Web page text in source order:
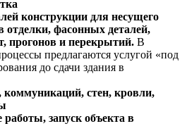
конструкции для несущего
отделки, фасонных деталей,
прогонов и перекрытий. В
предлагаются услугой «под
до сдачи здания в
стен, кровли,
запуск объекта в